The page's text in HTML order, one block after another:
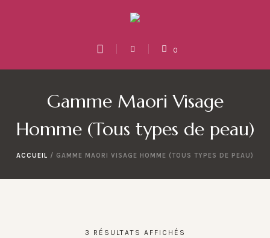
0
Gamme Maori Visage
Homme (Tous types de peau)
ACCUEIL / GAMME MAORI VISAGE HOMME (TOUS TYPES DE PEAU)
3 RÉSULTATS AFFICHÉS